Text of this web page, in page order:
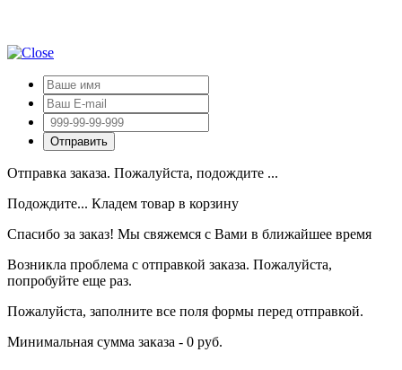
Отправка заказа. Пожалуйста, подождите ...
Подождите... Кладем товар в корзину
Спасибо за заказ! Мы свяжемся с Вами в ближайшее время
Возникла проблема с отправкой заказа. Пожалуйста,
попробуйте еще раз.
Пожалуйста, заполните все поля формы перед отправкой.
Минимальная сумма заказа - 0 руб.